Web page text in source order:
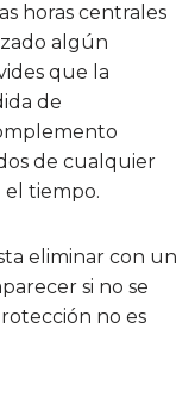
horas centrales
algún
que la
de
de cualquier
tiempo.
eliminar con un
si no se
no es